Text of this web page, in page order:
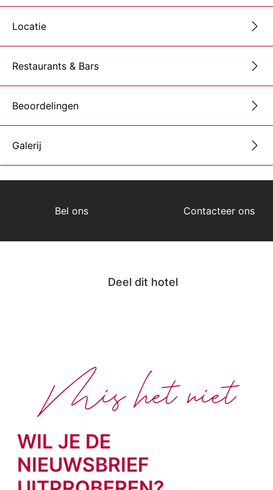
Locatie
Restaurants & Bars
Beoordelingen
Galerij
Bel ons Contacteer ons
Deel dit hotel
WIL JE DE
NIEUWSBRIEF
Mis het niet